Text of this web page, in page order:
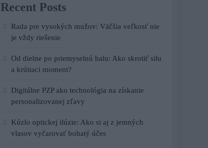
Recent Posts
Rada pre vysokých mužov: Väčšia veľkosť nie
je vždy riešenie
Od dielne po priemyselnú halu: Ako skrotiť silu
a krútiaci moment?
Digitálne PZP ako technológia na získanie
personalizovanej zľavy
Kúzlo optickej ilúzie: Ako si aj z jemných
vlasov vyčarovať bohatý účes